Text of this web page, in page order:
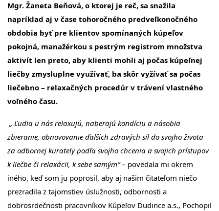
Mgr. Žaneta Beňová, o ktorej je reč, sa snažila
napríklad aj v čase tohoročného predveľkonočného
obdobia byť pre klientov spomínaných kúpeľov
pokojná, manažérkou s pestrým registrom množstva
aktivít len preto, aby klienti mohli aj počas kúpeľnej
liečby zmysluplne využívať, ba skôr vyžívať sa počas
liečebno – relaxačných procedúr v trávení vlastného
voľného času.
„ Ľudia u nás relaxujú, naberajú kondíciu a násobia
zbieranie, obnovovanie ďalších zdravých síl do svojho života
za odbornej kurately podľa svojho chcenia a svojich prístupov
k liečbe či relaxácii, k sebe samým“– povedala mi okrem
iného, keď som ju poprosil, aby aj našim čitateľom niečo
prezradila z tajomstiev úslužnosti, odbornosti a
dobrosrdečnosti pracovníkov Kúpeľov Dudince a.s., Pochopil